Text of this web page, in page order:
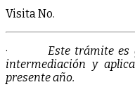
Visita No.
· Este trámite es
intermediación y
presente año.